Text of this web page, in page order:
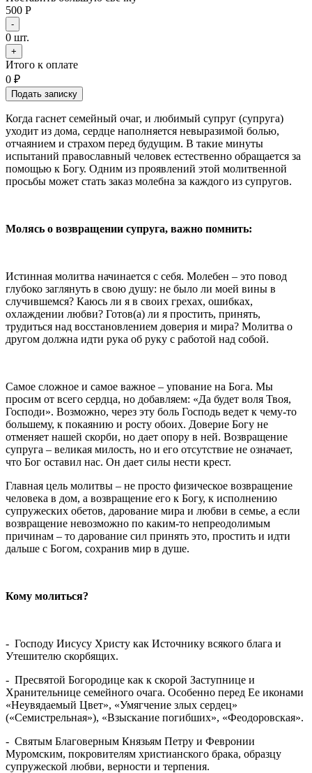
500 Р
-
0 шт.
+
Итого к оплате
0 ₽
Подать записку
Когда гаснет семейный очаг, и любимый супруг (супруга)
уходит из дома, сердце наполняется невыразимой болью,
отчаянием и страхом перед будущим. В такие минуты
испытаний православный человек естественно обращается за
помощью к Богу. Одним из проявлений этой молитвенной
просьбы может стать заказ молебна за каждого из супругов.
Молясь о возвращении супруга, важно помнить:
Истинная молитва начинается с себя. Молебен – это повод
глубоко заглянуть в свою душу: не было ли моей вины в
случившемся? Каюсь ли я в своих грехах, ошибках,
охлаждении любви? Готов(а) ли я простить, принять,
трудиться над восстановлением доверия и мира? Молитва о
другом должна идти рука об руку с работой над собой.
Самое сложное и самое важное – упование на Бога. Мы
просим от всего сердца, но добавляем: «Да будет воля Твоя,
Господи». Возможно, через эту боль Господь ведет к чему-то
большему, к покаянию и росту обоих. Доверие Богу не
отменяет нашей скорби, но дает опору в ней. Возвращение
супруга – великая милость, но и его отсутствие не означает,
что Бог оставил нас. Он дает силы нести крест.
Главная цель молитвы – не просто физическое возвращение
человека в дом, а возвращение его к Богу, к исполнению
супружеских обетов, дарование мира и любви в семье, а если
возвращение невозможно по каким-то непреодолимым
причинам – то дарование сил принять это, простить и идти
дальше с Богом, сохранив мир в душе.
Кому молиться?
- Господу Иисусу Христу как Источнику всякого блага и
Утешителю скорбящих.
- Пресвятой Богородице как к скорой Заступнице и
Хранительнице семейного очага. Особенно перед Ее иконами
«Неувядаемый Цвет», «Умягчение злых сердец»
(«Семистрельная»), «Взыскание погибших», «Феодоровская».
- Святым Благоверным Князьям Петру и Февронии
Муромским, покровителям христианского брака, образцу
супружеской любви, верности и терпения.